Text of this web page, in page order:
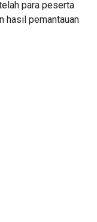
para peserta
hasil pemantauan